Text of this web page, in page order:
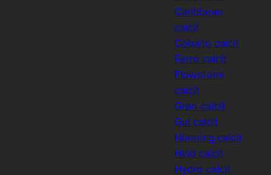
Caribbean
calcit
Cobalto calcit
Ferro calcit
Flowstone
calcit
Grøn calcit
Gul calcit
Honning calcit
Hvid calcit
Hydro calcit